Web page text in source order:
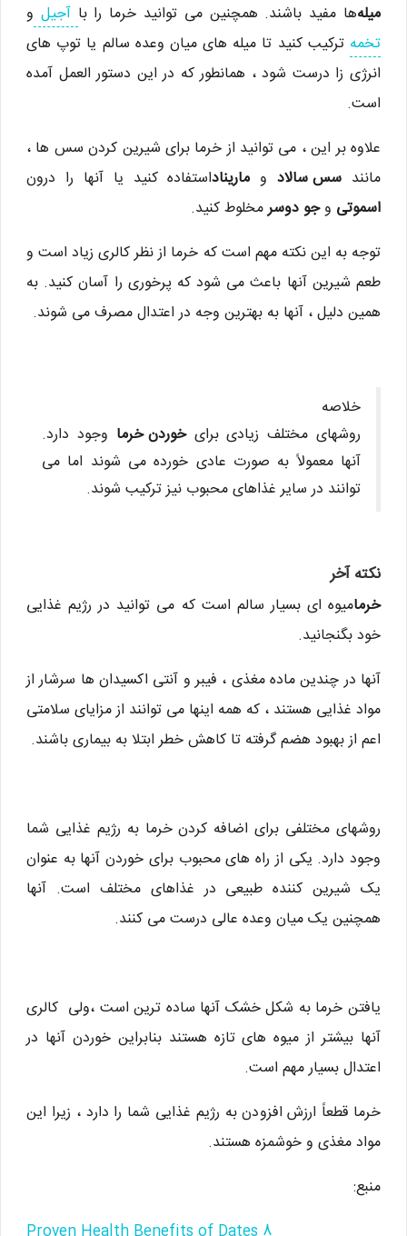
میلهها مفید باشند. همچنین می توانید خرما را با آجیل و
تخمه ترکیب کنید تا میله های میان وعده سالم یا توپ های
انرژی زا درست شود ، همانطور که در این دستور العمل آمده
است.
علاوه بر این ، می توانید از خرما برای شیرین کردن سس ها ،
مانند سس سالادو ماریناداستفاده کنید یا آنها را درون
اسموتی وجو دوسرمخلوط کنید.
توجه به این نکته مهم است که خرما از نظر کالری زیاد است و
طعم شیرین آنها باعث می شود که پرخوری را آسان کنید. به
همین دلیل ، آنها به بهترین وجه در اعتدال مصرف می شوند.
خلاصه
روشهای مختلف زیادی برایخوردن خرما وجود دارد.
آنها معمولاً به صورت عادی خورده می شوند اما می
توانند در سایر غذاهای محبوب نیز ترکیب شوند.
نکته آخر
خرمامیوه ای بسیار سالم است که می توانید در رژیم غذایی
خود بگنجانید.
آنها در چندین ماده مغذی ، فیبر و آنتی اکسیدان ها سرشار از
مواد غذایی هستند ، که همه اینها می توانند از مزایای سلامتی
اعم از بهبود هضم گرفته تا کاهش خطر ابتلا به بیماری باشند.
روشهای مختلفی برای اضافه کردن خرما به رژیم غذایی شما
وجود دارد. یکی از راه های محبوب برای خوردن آنها به عنوان
یک شیرین کننده طبیعی در غذاهای مختلف است. آنها
همچنین یک میان وعده عالی درست می کنند.
یافتن خرما به شکل خشک آنها ساده ترین است ،ولی کالری
آنها بیشتر از میوه های تازه هستند بنابراین خوردن آنها در
اعتدال بسیار مهم است.
خرما قطعاً ارزش افزودن به رژیم غذایی شما را دارد ، زیرا این
مواد مغذی و خوشمزه هستند.
منبع: